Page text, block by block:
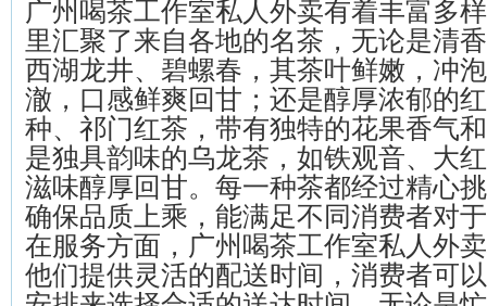
广州喝茶工作室私人外卖有着丰富多
里汇聚了来自各地的名茶，无论是清
西湖龙井、碧螺春，其茶叶鲜嫩，冲
澈，口感鲜爽回甘；还是醇厚浓郁的
种、祁门红茶，带有独特的花果香气
是独具韵味的乌龙茶，如铁观音、大
滋味醇厚回甘。每一种茶都经过精心
确保品质上乘，能满足不同消费者对
在服务方面，广州喝茶工作室私人外
他们提供灵活的配送时间，消费者可